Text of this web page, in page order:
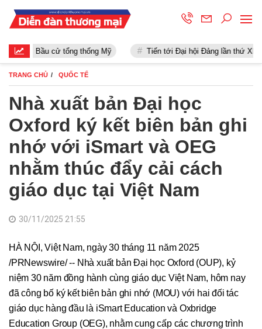
Bầu cử tổng thống Mỹ Tiến tới Đại hội Đảng lần thứ XIII
TRANG CHỦ QUỐC TẾ
Nhà xuất bản Đại học
Oxford ký kết biên bản ghi
nhớ với iSmart và OEG
nhằm thúc đẩy cải cách
giáo dục tại Việt Nam
30/11/2025 21:55
HÀ NỘI, Việt Nam, ngày 30 tháng 11 năm 2025
/PRNewswire/ -- Nhà xuất bản Đại học Oxford (OUP), kỷ
niệm 30 năm đồng hành cùng giáo dục Việt Nam, hôm nay
đã công bố ký kết biên bản ghi nhớ (MOU) với hai đối tác
giáo dục hàng đầu là iSmart Education và Oxbridge
Education Group (OEG), nhằm cung cấp các chương trình